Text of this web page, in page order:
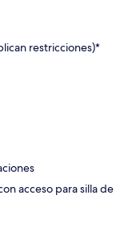
restricciones)*
acceso para silla de